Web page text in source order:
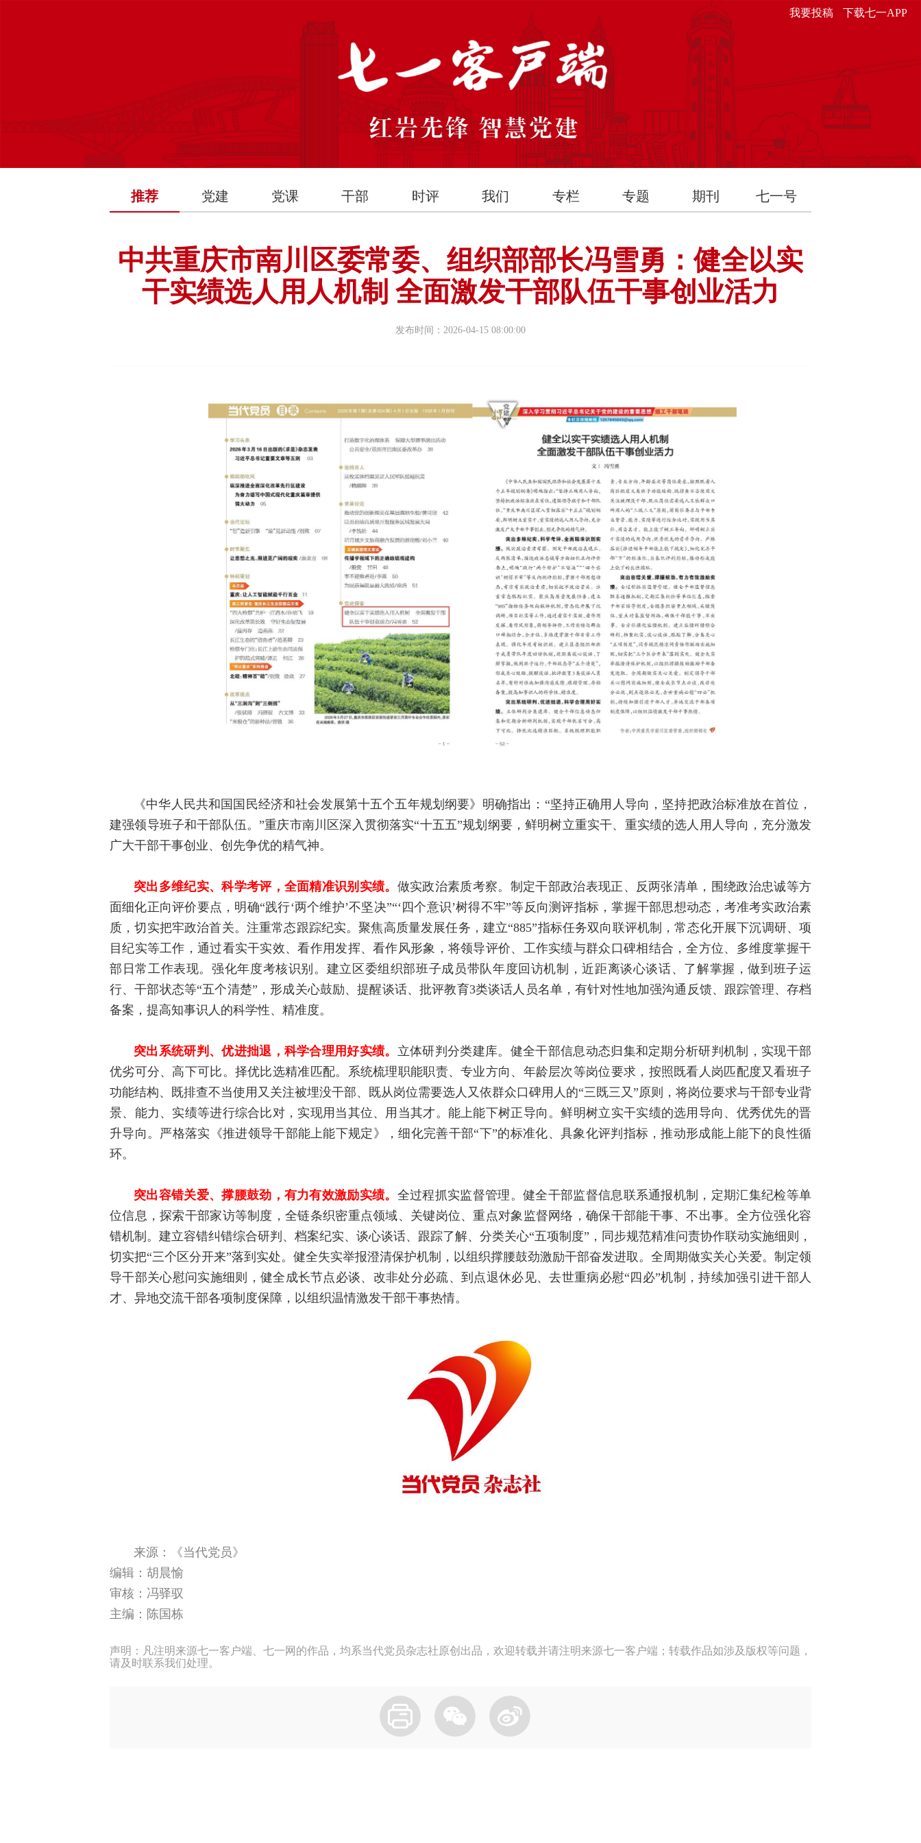
我要投稿 下载七一APP
推荐 党建 党课 干部 时评 我们 专栏 专题 期刊 七一号
中共重庆市南川区委常委、组织部部长冯雪勇：健全以实
干实绩选人用人机制 全面激发干部队伍干事创业活力
发布时间：2026-04-15 08:00:00
《中华人民共和国国民经济和社会发展第十五个五年规划纲要》明确指出：“坚持正确用人导向，坚持把政治标准放在首位，
建强领导班子和干部队伍。”重庆市南川区深入贯彻落实“十五五”规划纲要，鲜明树立重实干、重实绩的选人用人导向，充分激发
广大干部干事创业、创先争优的精气神。
突出多维纪实、科学考评，全面精准识别实绩。 做实政治素质考察。制定干部政治表现正、反两张清单，围绕政治忠诚等方
面细化正向评价要点，明确“践行‘两个维护’不坚决”“‘四个意识’树得不牢”等反向测评指标，掌握干部思想动态，考准考实政治素
质，切实把牢政治首关。注重常态跟踪纪实。聚焦高质量发展任务，建立“885”指标任务双向联评机制，常态化开展下沉调研、项
目纪实等工作，通过看实干实效、看作用发挥、看作风形象，将领导评价、工作实绩与群众口碑相结合，全方位、多维度掌握干
部日常工作表现。强化年度考核识别。建立区委组织部班子成员带队年度回访机制，近距离谈心谈话、了解掌握，做到班子运
行、干部状态等“五个清楚”，形成关心鼓励、提醒谈话、批评教育3类谈话人员名单，有针对性地加强沟通反馈、跟踪管理、存档
备案，提高知事识人的科学性、精准度。
突出系统研判、优进拙退，科学合理用好实绩。 立体研判分类建库。健全干部信息动态归集和定期分析研判机制，实现干部
优劣可分、高下可比。择优比选精准匹配。系统梳理职能职责、专业方向、年龄层次等岗位要求，按照既看人岗匹配度又看班子
功能结构、既排查不当使用又关注被埋没干部、既从岗位需要选人又依群众口碑用人的“三既三又”原则，将岗位要求与干部专业背
景、能力、实绩等进行综合比对，实现用当其位、用当其才。能上能下树正导向。鲜明树立实干实绩的选用导向、优秀优先的晋
升导向。严格落实《推进领导干部能上能下规定》，细化完善干部“下”的标准化、具象化评判指标，推动形成能上能下的良性循
环。
突出容错关爱、撑腰鼓劲，有力有效激励实绩。 全过程抓实监督管理。健全干部监督信息联系通报机制，定期汇集纪检等单
位信息，探索干部家访等制度，全链条织密重点领域、关键岗位、重点对象监督网络，确保干部能干事、不出事。全方位强化容
错机制。建立容错纠错综合研判、档案纪实、谈心谈话、跟踪了解、分类关心“五项制度”，同步规范精准问责协作联动实施细则，
切实把“三个区分开来”落到实处。健全失实举报澄清保护机制，以组织撑腰鼓劲激励干部奋发进取。全周期做实关心关爱。制定领
导干部关心慰问实施细则，健全成长节点必谈、改非处分必疏、到点退休必见、去世重病必慰“四必”机制，持续加强引进干部人
才、异地交流干部各项制度保障，以组织温情激发干部干事热情。
来源：《当代党员》
编辑：胡晨愉
审核：冯驿驭
主编：陈国栋
声明：凡注明来源七一客户端、七一网的作品，均系当代党员杂志社原创出品，欢迎转载并请注明来源七一客户端；转载作品如涉及版权等问题，
请及时联系我们处理。